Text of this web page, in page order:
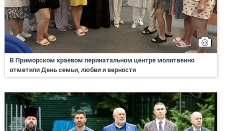
В Приморском краевом перинатальном центре молитвенно
отметили День семьи, любви и верности